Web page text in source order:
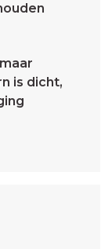
is dicht,